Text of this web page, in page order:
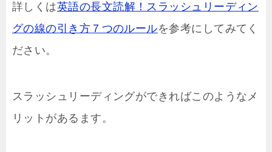
詳しくは英語の長文読解！スラッシュリーディン
グの線の引き方７つのルールを参考にしてみてく
ださい。
スラッシュリーディングができればこのようなメ
リットがあるます。